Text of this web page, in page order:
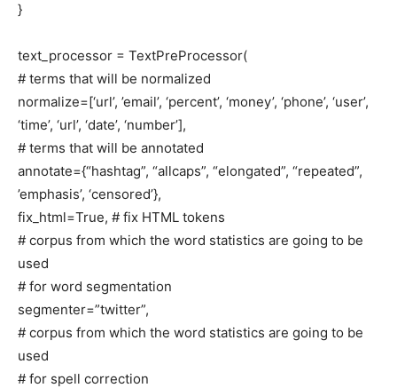
}
text_processor = TextPreProcessor(
# terms that will be normalized
normalize=[‘url’, ’email’, ‘percent’, ‘money’, ‘phone’, ‘user’,
‘time’, ‘url’, ‘date’, ‘number’],
# terms that will be annotated
annotate={“hashtag”, “allcaps”, “elongated”, “repeated”,
’emphasis’, ‘censored’},
fix_html=True, # fix HTML tokens
# corpus from which the word statistics are going to be
used
# for word segmentation
segmenter=”twitter”,
# corpus from which the word statistics are going to be
used
# for spell correction